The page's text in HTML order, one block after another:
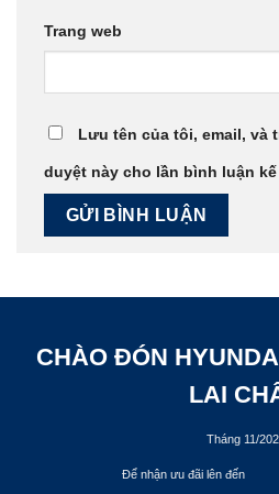
Trang web
Lưu tên của tôi, email, và
duyệt này cho lần bình luận
CHÀO ĐÓN
LAI
Tháng 11/
Để nhận ưu đãi lên đến